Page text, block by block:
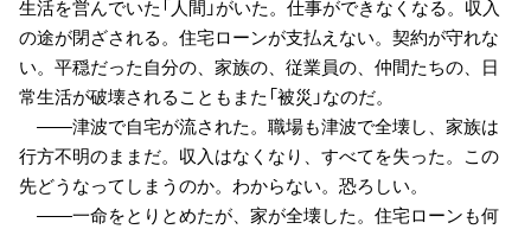
生活を営んでいた「人間」がいた。仕事ができなくなる。収入
の途が閉ざされる。住宅ローンが支払えない。契約が守れな
い。平穏だった自分の、家族の、従業員の、仲間たちの、日
常生活が破壊されることもまた「被災」なのだ。
――津波で自宅が流された。職場も津波で全壊し、家族は
行方不明のままだ。収入はなくなり、すべてを失った。この
先どうなってしまうのか。わからない。恐ろしい。
――一命をとりとめたが、家が全壊した。住宅ローンも何